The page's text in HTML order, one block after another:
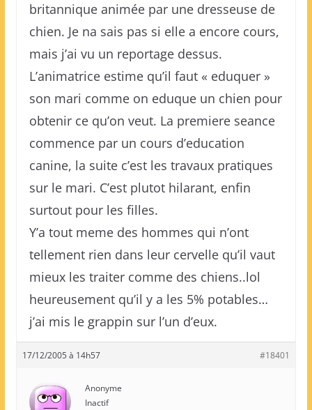
britannique animée par une dresseuse de
chien. Je na sais pas si elle a encore cours,
mais j’ai vu un reportage dessus.
L’animatrice estime qu’il faut « eduquer »
son mari comme on eduque un chien pour
obtenir ce qu’on veut. La premiere seance
commence par un cours d’education
canine, la suite c’est les travaux pratiques
sur le mari. C’est plutot hilarant, enfin
surtout pour les filles.
Y’a tout meme des hommes qui n’ont
tellement rien dans leur cervelle qu’il vaut
mieux les traiter comme des chiens..lol
heureusement qu’il y a les 5% potables…
j’ai mis le grappin sur l’un d’eux.
17/12/2005 à 14h57 #18401
Anonyme
Inactif